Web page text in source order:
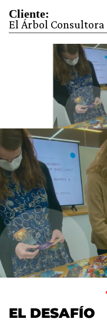
Cliente:
El Árbol Consultora
EL DESAFÍO